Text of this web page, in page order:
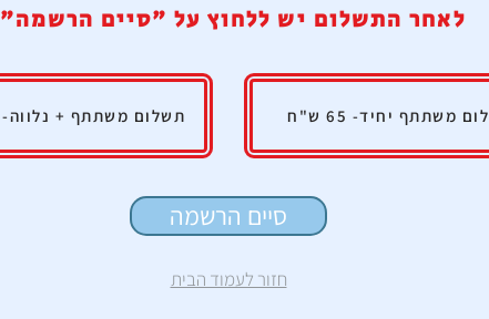
לאחר התשלום יש ללחוץ על "סיים הרשמה"
תשלום משתתף + נלווה- 130 ש"ח משתתף יחיד- 65 ש"ח
סיים הרשמה
חזור לעמוד הבית